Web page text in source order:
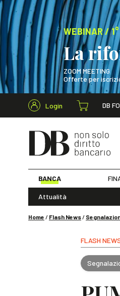
WEBINAR /
La
ZOOM MEETING
Offerte per
Login DB
BANCA
Attualità
Home / Flash News/
FLASH